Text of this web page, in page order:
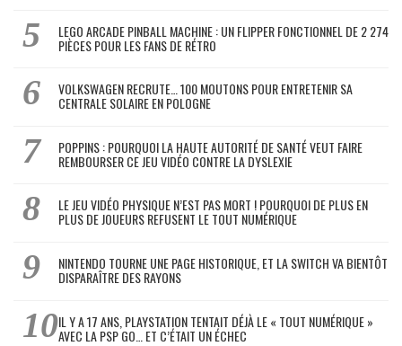
LEGO ARCADE PINBALL MACHINE : UN FLIPPER FONCTIONNEL DE 2 274
PIÈCES POUR LES FANS DE RÉTRO
VOLKSWAGEN RECRUTE… 100 MOUTONS POUR ENTRETENIR SA
CENTRALE SOLAIRE EN POLOGNE
POPPINS : POURQUOI LA HAUTE AUTORITÉ DE SANTÉ VEUT FAIRE
REMBOURSER CE JEU VIDÉO CONTRE LA DYSLEXIE
LE JEU VIDÉO PHYSIQUE N’EST PAS MORT ! POURQUOI DE PLUS EN
PLUS DE JOUEURS REFUSENT LE TOUT NUMÉRIQUE
NINTENDO TOURNE UNE PAGE HISTORIQUE, ET LA SWITCH VA BIENTÔT
DISPARAÎTRE DES RAYONS
IL Y A 17 ANS, PLAYSTATION TENTAIT DÉJÀ LE « TOUT NUMÉRIQUE »
AVEC LA PSP GO… ET C’ÉTAIT UN ÉCHEC